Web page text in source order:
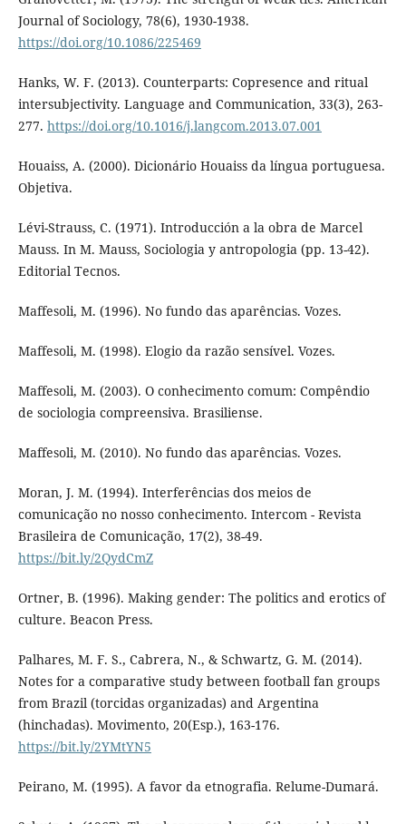
Journal of Sociology, 78(6), 1930-1938.
https://doi.org/10.1086/225469
Hanks, W. F. (2013). Counterparts: Copresence and ritual
intersubjectivity. Language and Communication, 33(3), 263-
277. https://doi.org/10.1016/j.langcom.2013.07.001
Houaiss, A. (2000). Dicionário Houaiss da língua portuguesa.
Objetiva.
Lévi-Strauss, C. (1971). Introducción a la obra de Marcel
Mauss. In M. Mauss, Sociologia y antropologia (pp. 13-42).
Editorial Tecnos.
Maffesoli, M. (1996). No fundo das aparências. Vozes.
Maffesoli, M. (1998). Elogio da razão sensível. Vozes.
Maffesoli, M. (2003). O conhecimento comum: Compêndio
de sociologia compreensiva. Brasiliense.
Maffesoli, M. (2010). No fundo das aparências. Vozes.
Moran, J. M. (1994). Interferências dos meios de
comunicação no nosso conhecimento. Intercom - Revista
Brasileira de Comunicação, 17(2), 38-49.
https://bit.ly/2QydCmZ
Ortner, B. (1996). Making gender: The politics and erotics of
culture. Beacon Press.
Palhares, M. F. S., Cabrera, N., & Schwartz, G. M. (2014).
Notes for a comparative study between football fan groups
from Brazil (torcidas organizadas) and Argentina
(hinchadas). Movimento, 20(Esp.), 163-176.
https://bit.ly/2YMtYN5
Peirano, M. (1995). A favor da etnografia. Relume-Dumará.